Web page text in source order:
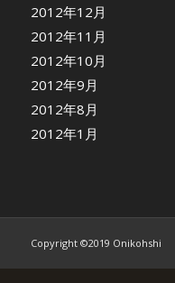
2012年12月
2012年11月
2012年10月
2012年9月
2012年8月
2012年1月
Copyright ©2019 Onikohshi